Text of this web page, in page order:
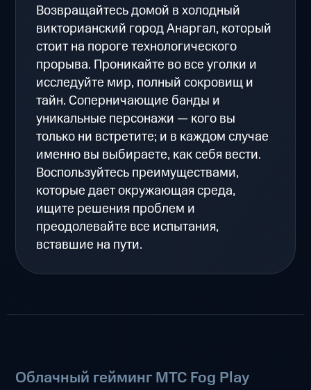
Возвращайтесь домой в холодный
викторианский город Анаргал, который
стоит на пороге технологического
прорыва. Проникайте во все уголки и
исследуйте мир, полный сокровищ и
тайн. Соперничающие банды и
уникальные персонажи — кого вы
только ни встретите; и в каждом случае
именно вы выбираете, как себя вести.
Воспользуйтесь преимуществами,
которые дает окружающая среда,
ищите решения проблем и
преодолевайте все испытания,
вставшие на пути.
Облачный гейминг МТС Fog Play